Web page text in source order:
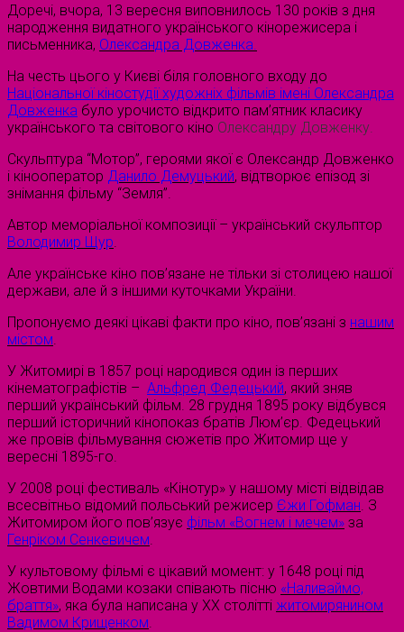
Доречі, вчора, 13 вересня виповнилось 130 років з дня
народження видатного українського кінорежисера і
письменника, Олександра Довженка.
На честь цього у Києві біля головного входу до
Національної кіностудії художніх фільмів імені Олександра
Довженка було урочисто відкрито пам’ятник класику
українського та світового кіно Олександру Довженку.
Скульптура “Мотор”, героями якої є Олександр Довженко
і кінооператор Данило Демуцький, відтворює епізод зі
знімання фільму “Земля”.
Автор меморіальної композиції – український скульптор
Володимир Щур.
Але українське кіно пов’язане не тільки зі столицею нашої
держави, але й з іншими куточками України.
Пропонуємо деякі цікаві факти про кіно, пов’язані з нашим
містом.
У Житомирі в 1857 році народився один із перших
кінематографістів – Альфред Федецький, який зняв
перший український фільм. 28 грудня 1895 року відбувся
перший історичний кінопоказ братів Люм’єр. Федецький
же провів фільмування сюжетів про Житомир ще у
вересні 1895-го.
У 2008 році фестиваль «Кінотур» у нашому місті відвідав
всесвітньо відомий польський режисер Єжи Гофман. З
Житомиром його пов’язує фільм «Вогнем і мечем» за
Генріком Сенкевичем.
У культовому фільмі є цікавий момент: у 1648 році під
Жовтими Водами козаки співають пісню «Наливаймо,
браття», яка була написана у ХХ столітті житомирянином
Вадимом Крищенком.